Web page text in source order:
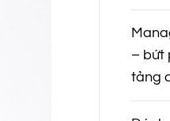
– bứt
tảng